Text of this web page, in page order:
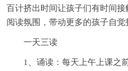
百计挤出时间让孩子们有时间
阅读氛围，带动更多的孩子自觉
一天三读
1、诵读：每天上午上课之